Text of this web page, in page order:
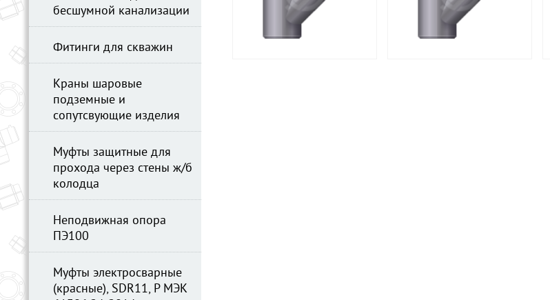
бесшумной канализации
Фитинги для скважин
Краны шаровые
подземные и
сопутсвующие изделия
Муфты защитные для
прохода через стены ж/б
колодца
Неподвижная опора
ПЭ100
Муфты электросварные
(красные), SDR11, Р МЭК